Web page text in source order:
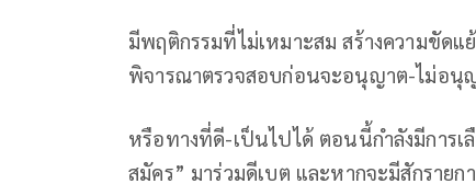
มีพฤติกรรมที่ไม่เหมาะสม สร้างความขัด
พิจารณาตรวจสอบก่อนจะอนุญาต-ไม่อนุญ
หรือทางที่ดี-เป็นไปได้ ตอนนี้กำลังมีการ
สมัคร” มาร่วมดีเบต และหากจะมีสักรายก